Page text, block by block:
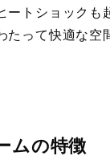
ートショックも
たって快適な空
ムの特徴